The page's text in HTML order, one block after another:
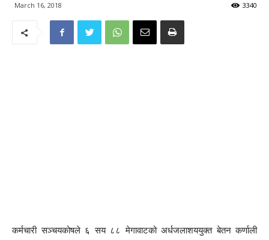
March 16, 2018 3340
कर्मचारी सञ्चयकोषले ६ सय ८८ मेगावाटको अर्धजलाशययुक्त बेतन कर्णाली